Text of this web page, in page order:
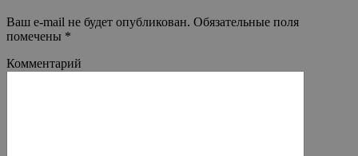
Ваш e-mail не будет опубликован. Обязательные поля
помечены *
Комментарий